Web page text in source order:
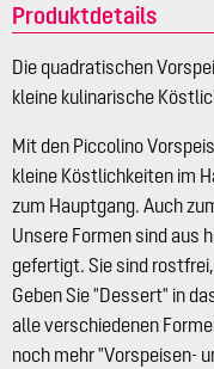
Produktdetails
Die quadratischen
kleine kulinarische
Mit den Piccolino
kleine Köstlichkeiten im
zum Hauptgang. Auch
Unsere Formen sind aus
gefertigt. Sie sind
Geben Sie "Dessert" in
alle verschiedenen
noch mehr "Vorspeisen-